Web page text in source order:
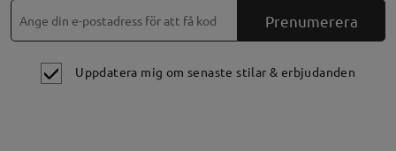
Prenumerera
Uppdatera mig om senaste stilar & erbjudanden